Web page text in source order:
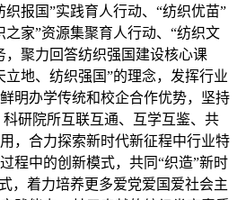
报国”实践育人行动、“纺织优苗”
家”资源集聚育人行动、“纺织文
，聚力回答纺织强国建设核心课
地、纺织强国”的理念，发挥行业
明办学传统和校企合作优势，坚持
研院所互联互通、互学互鉴、共
，合力探索新时代新征程中行业特
程中的创新模式，共同“织造”新时
，着力培养更多爱党爱国爱社会主